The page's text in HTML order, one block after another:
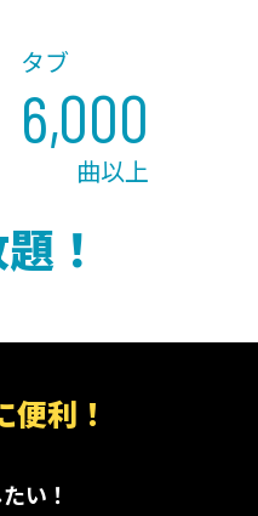
タブ
6,000
曲以上
！
便利！
い！